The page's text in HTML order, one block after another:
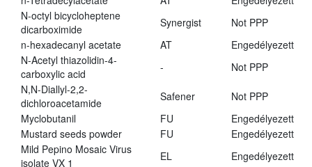
N-octyl bicycloheptene
dicarboximide
Synergist
Not PPP
n-hexadecanyl acetate
AT
Engedélyezett
N-Acetyl thiazolidin-4-
carboxylic acid
-
Not PPP
N,N-Diallyl-2,2-
dichloroacetamide
Safener
Not PPP
Myclobutanil
FU
Engedélyezett
Mustard seeds powder
FU
Engedélyezett
Mild Pepino Mosaic Virus
isolate VX 1
EL
Engedélyezett